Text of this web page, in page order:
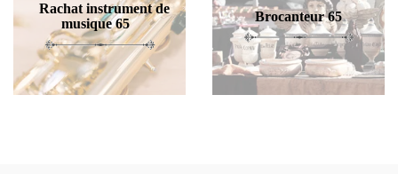
Rachat instrument de
musique 65
Brocanteur 65